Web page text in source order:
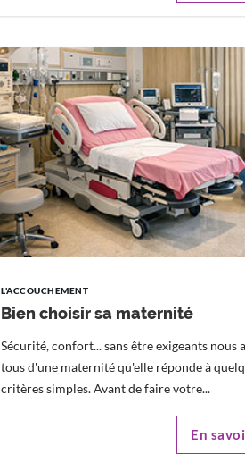
L'ACCOUCHEMENT
Bien choisir sa maternité
Sécurité, confort... sans être exigeants nous
tous d'une maternité qu'elle réponde à
critères simples. Avant de faire votre...
En